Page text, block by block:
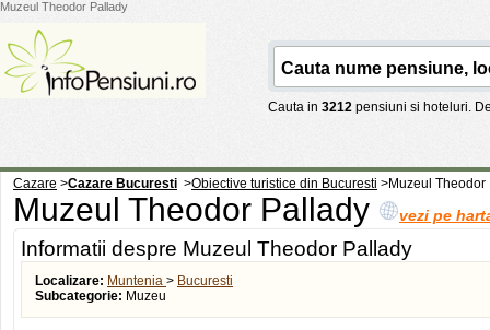
Muzeul Theodor Pallady
Cauta in 3212 pensiuni si hoteluri.
Cazare >Cazare Bucuresti >Obiective turistice din Bucuresti >Muzeul Theodor
Muzeul Theodor Pallady vezi pe
Informatii despre Muzeul Theodor Pallady
Localizare: Muntenia > Bucuresti
Subcategorie: Muzeu